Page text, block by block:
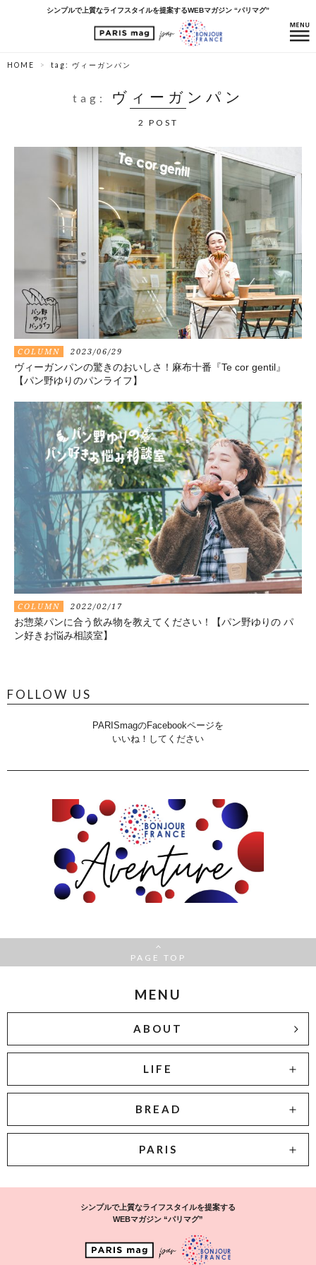
シンプルで上質なライフスタイルを提案するWEBマガジン “パリマグ”
HOME tag: ヴィーガンパン
tag: ヴィーガンパン
2 POST
COLUMN 2023/06/29
ヴィーガンパンの驚きのおいしさ！麻布十番『Te cor gentil』
【パン野ゆりのパンライフ】
COLUMN 2022/02/17
お惣菜パンに合う飲み物を教えてください！【パン野ゆりの パ
ン好きお悩み相談室】
FOLLOW US
PARISmagのFacebookページを
いいね！してください
PAGE TOP
MENU
ABOUT
LIFE
BREAD
PARIS
シンプルで上質なライフスタイルを提案する
WEBマガジン “パリマグ”